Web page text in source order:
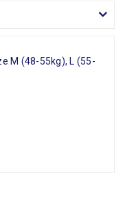
M (48-55kg), L (55-